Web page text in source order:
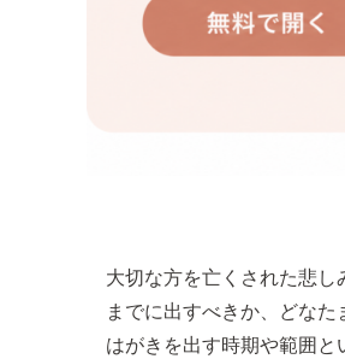
大切な方を亡くされた悲
までに出すべきか、どな
はがきを出す時期や範囲